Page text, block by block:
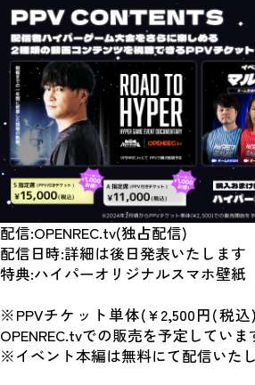
配信:OPENREC.tv(独占配信)
配信日時:詳細は後日発表いたします
特典:ハイパーオリジナルスマホ壁紙
※PPVチケット単体(¥2,500円(税込
OPENREC.tvでの販売を予定していま
※イベント本編は無料にて配信いたし